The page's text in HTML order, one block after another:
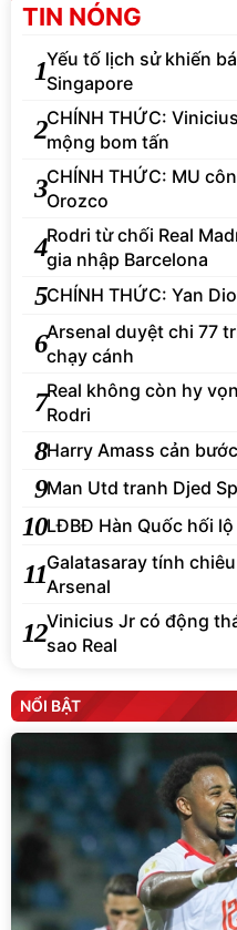
TIN NÓNG
1Yếu tố lịch sử khiến
Singapore
2CHÍNH THỨC:
mộng bom tấn
3CHÍNH THỨC: MU
Orozco
4Rodri từ chối Real
gia nhập Barcelona
5CHÍNH THỨC: Yan
6Arsenal duyệt chi 77
chạy cánh
7Real không còn hy
Rodri
8Harry Amass cản
9Man Utd tranh Djed
10LĐBĐ Hàn Quốc hối
11Galatasaray tính
Arsenal
12Vinicius Jr có động
sao Real
NỔI BẬT